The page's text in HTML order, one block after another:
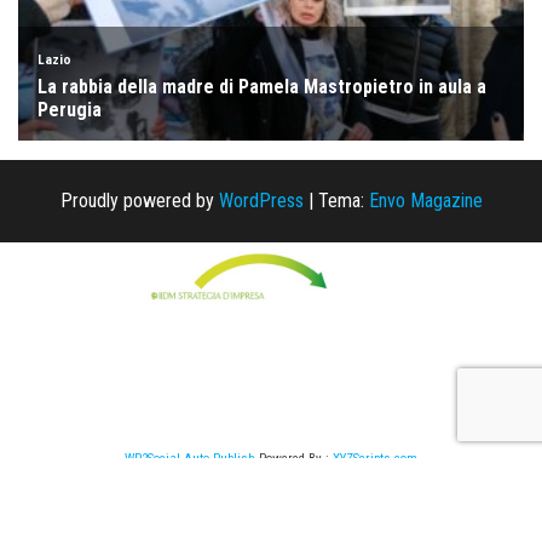
Proudly powered by WordPress | Tema: Envo Magazine
WP2Social Auto Publish Powered By : XYZScripts.com